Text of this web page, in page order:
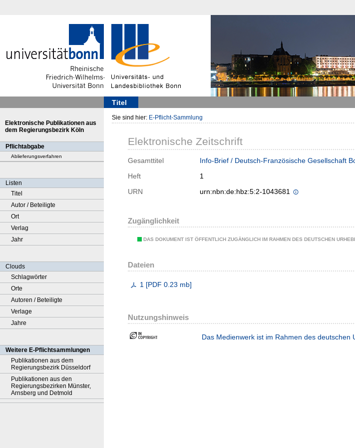
Titel
Elektronische Publikationen aus
dem Regierungsbezirk Köln
Pflichtabgabe
Ablieferungsverfahren
Listen
Titel
Autor / Beteiligte
Ort
Verlag
Jahr
Clouds
Schlagwörter
Orte
Autoren / Beteiligte
Verlage
Jahre
Weitere E-Pflichtsammlungen
Publikationen aus dem
Regierungsbezirk Düsseldorf
Publikationen aus den
Regierungsbezirken Münster,
Arnsberg und Detmold
Sie sind hier: E-Pflicht-Sammlung
Elektronische Zeitschrift
Gesamttitel
Info-Brief / Deutsch-Französische Gesellschaft
Heft
1
URN
urn:nbn:de:hbz:5:2-1043681
Zugänglichkeit
DAS DOKUMENT IST ÖFFENTLICH ZUGÄNGLICH IM RAHMEN DES DEUTSCHEN
Dateien
1 [PDF 0.23 mb]
Nutzungshinweis
Das Medienwerk ist im Rahmen des deutschen